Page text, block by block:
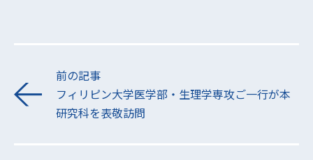
前の記事
フィリピン大学医学部・生理学専攻ご一行が本
研究科を表敬訪問